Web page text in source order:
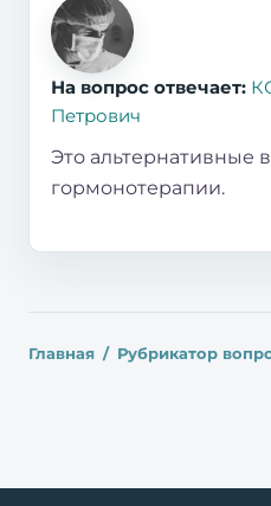
На вопрос отвечает:
Петрович
Это альтернативные
гормонотерапии.
Главная Рубрикатор